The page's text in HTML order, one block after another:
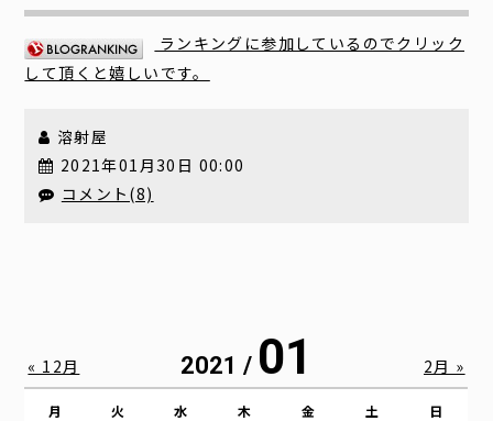
ランキングに参加しているのでクリック
して頂くと嬉しいです。
溶射屋
2021年01月30日 00:00
コメント(8)
2021 / 01
月 火 水 木 金 土 日
« 12月 2月 »